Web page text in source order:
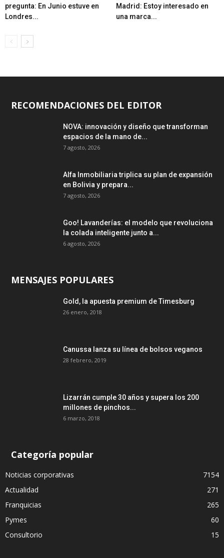
pregunta: En Junio estuve en
Londres...
Madrid: Estoy interesado en
una marca...
RECOMENDACIONES DEL EDITOR
NOVA: innovación y diseño que transforman
espacios de la mano de...
7 agosto, 2026
Alfa Inmobiliaria triplica su plan de expansión
en Bolivia y prepara...
7 agosto, 2026
Goo! Lavanderías: el modelo que revoluciona
la colada inteligente junto a...
6 agosto, 2026
MENSAJES POPULARES
Gold, la apuesta premium de Timesburg
26 enero, 2018
Canussa lanza su línea de bolsos veganos
28 febrero, 2019
Lizarrán cumple 30 años y supera los 200
millones de pinchos...
6 marzo, 2018
Categoría popular
Noticias corporativas
7154
Actualidad
271
Franquicias
265
Pymes
60
Consultorio
15